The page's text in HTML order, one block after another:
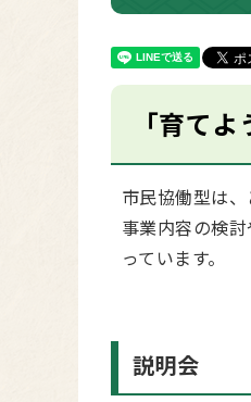
「育て
市民協働型は
事業内容の検
っています。
説明会